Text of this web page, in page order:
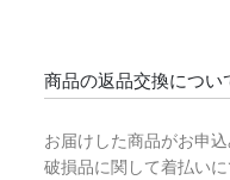
商品の返品交換につい
お届けした商品がお申
破損品に関して着払い